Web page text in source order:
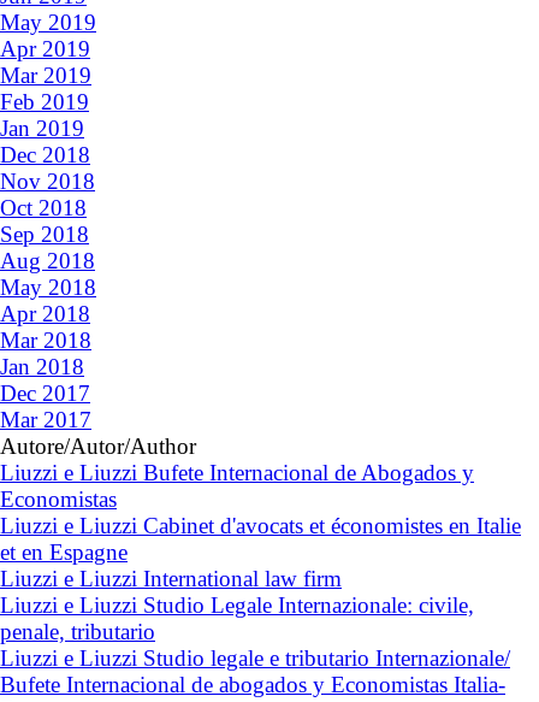
May 2019
Apr 2019
Mar 2019
Feb 2019
Jan 2019
Dec 2018
Nov 2018
Oct 2018
Sep 2018
Aug 2018
May 2018
Apr 2018
Mar 2018
Jan 2018
Dec 2017
Mar 2017
Autore/Autor/Author
Liuzzi e Liuzzi Bufete Internacional de Abogados y
Economistas
Liuzzi e Liuzzi Cabinet d'avocats et économistes en Italie
et en Espagne
Liuzzi e Liuzzi International law firm
Liuzzi e Liuzzi Studio Legale Internazionale: civile,
penale, tributario
Liuzzi e Liuzzi Studio legale e tributario Internazionale/
Bufete Internacional de abogados y Economistas Italia-